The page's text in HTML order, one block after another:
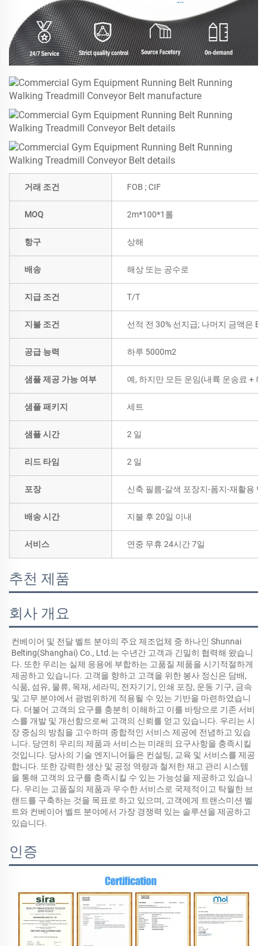
거래 조건 FOB ; CIF
MOQ 2m*100*1롤
항구 상해
배송 해상 또는 공수로
지급 조건 T/T
지불 조건 선적 전 30% 선지급; 나머지 금액은
공급 능력 하루 5000m2
샘플 제공 가능 여부 예, 하지만 모든 운임(내륙 운송료 +
샘플 패키지 세트
샘플 시간 2 일
리드 타임 2 일
포장 신축 필름-갈색 포장지-폼지-재활용 벨
배송 시간 지불 후 20일 이내
서비스 연중 무휴 24시간 7일
추천 제품
회사 개요
컨베이어 및 전달 벨트 분야의 주요 제조업체 중 하나인 Shunnai
Belting(Shanghai) Co., Ltd.는 수년간 고객과 긴밀히 협력해 왔습니
다. 또한 우리는 실제 응용에 부합하는 고품질 제품을 시기적절하게
제공하고 있습니다. 고객을 향하고 고객을 위한 봉사 정신은 담배,
식품, 섬유, 물류, 목재, 세라믹, 전자기기, 인쇄 포장, 운동 기구, 금속
및 고무 분야에서 광범위하게 적용될 수 있는 기반을 마련하였습니
다. 더불어 고객의 요구를 충분히 이해하고 이를 바탕으로 기존 서비
스를 개발 및 개선함으로써 고객의 신뢰를 얻고 있습니다. 우리는 시
장 중심의 방침을 고수하며 종합적인 서비스 제공에 전념하고 있습
니다. 당연히 우리의 제품과 서비스는 미래의 요구사항을 충족시킬
것입니다. 당사의 기술 엔지니어들은 컨설팅, 교육 및 서비스를 제공
합니다. 또한 강력한 생산 및 공정 역량과 철저한 재고 관리 시스템
을 통해 고객의 요구를 충족시킬 수 있는 가능성을 제공하고 있습니
다. 우리는 고품질의 제품과 우수한 서비스로 국제적이고 탁월한 브
랜드를 구축하는 것을 목표로 하고 있으며, 고객에게 트랜스미션 벨
트와 컨베이어 벨트 분야에서 가장 경쟁력 있는 솔루션을 제공하고
있습니다.
인증